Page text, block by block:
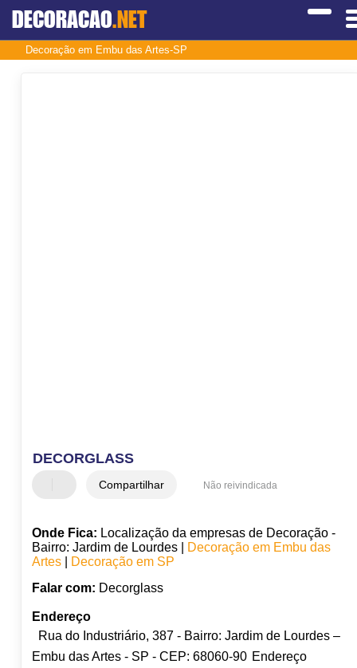
DECORACAO.NET
Decoração em Embu das Artes-SP
DECORGLASS
Compartilhar Não reivindicada
Onde Fica: Localização da empresas de Decoração -
Bairro: Jardim de Lourdes |
Decoração em Embu das
Artes|
Decoração em SP
Falar com: Decorglass
Endereço
Rua do Industriário, 387 - Bairro: Jardim de Lourdes –
Embu das Artes - SP - CEP: 68060-90 Endereço